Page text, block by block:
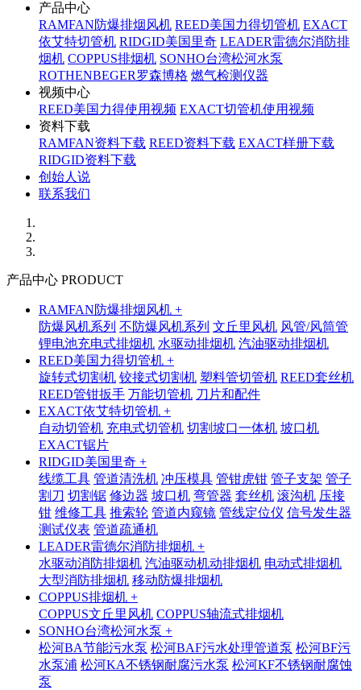
产品中心
RAMFAN防爆排烟风机 REED美国力得切管机 EXACT
依艾特切管机 RIDGID美国里奇 LEADER雷德尔消防排
烟机 COPPUS排烟机 SONHO台湾松河水泵
ROTHENBEGER罗森博格 燃气检测仪器
视频中心
REED美国力得使用视频 EXACT切管机使用视频
资料下载
RAMFAN资料下载 REED资料下载 EXACT样册下载
RIDGID资料下载
创始人说
联系我们
产品中心 PRODUCT
RAMFAN防爆排烟风机 +
防爆风机系列 不防爆风机系列 文丘里风机 风管/风筒管
锂电池充电式排烟机 水驱动排烟机 汽油驱动排烟机
REED美国力得切管机 +
旋转式切割机 铰接式切割机 塑料管切管机 REED套丝机
REED管钳扳手 万能切管机 刀片和配件
EXACT依艾特切管机 +
自动切管机 充电式切管机 切割坡口一体机 坡口机
EXACT锯片
RIDGID美国里奇 +
线缆工具 管道清洗机 冲压模具 管钳虎钳 管子支架 管子
割刀 切割锯 修边器 坡口机 弯管器 套丝机 滚沟机 压接
钳 维修工具 推索轮 管道内窥镜 管线定位仪 信号发生器
测试仪表 管道疏通机
LEADER雷德尔消防排烟机 +
水驱动消防排烟机 汽油驱动机动排烟机 电动式排烟机
大型消防排烟机 移动防爆排烟机
COPPUS排烟机 +
COPPUS文丘里风机 COPPUS轴流式排烟机
SONHO台湾松河水泵 +
松河BA节能污水泵 松河BAF污水处理管道泵 松河BF污
水泵浦 松河KA不锈钢耐腐污水泵 松河KF不锈钢耐腐蚀
泵